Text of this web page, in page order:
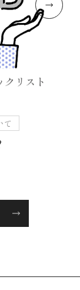
て